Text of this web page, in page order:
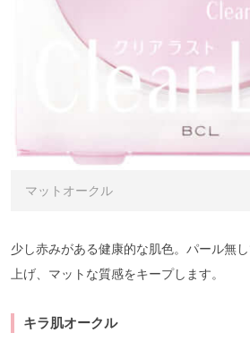
マットオークル
少し赤みがある健康的な肌色。パール無
上げ、マットな質感をキープします。
キラ肌オークル